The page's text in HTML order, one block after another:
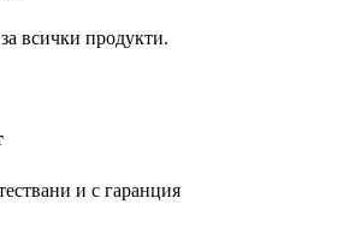
всички продукти.
и с гаранция